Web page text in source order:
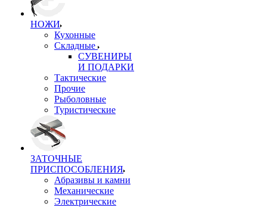
НОЖИ
Кухонные
Складные
СУВЕНИРЫ
И ПОДАРКИ
Тактические
Прочие
Рыболовные
Туристические
ЗАТОЧНЫЕ
ПРИСПОСОБЛЕНИЯ
Абразивы и камни
Механические
Электрические